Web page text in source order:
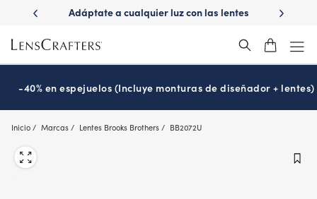
main
content
con
Adáptate a cualquier luz con las lentes
¿Es
-40% en espejuelos (Incluye monturas de diseñador + lentes)
Inicio Marcas Lentes Brooks Brothers BB2072U